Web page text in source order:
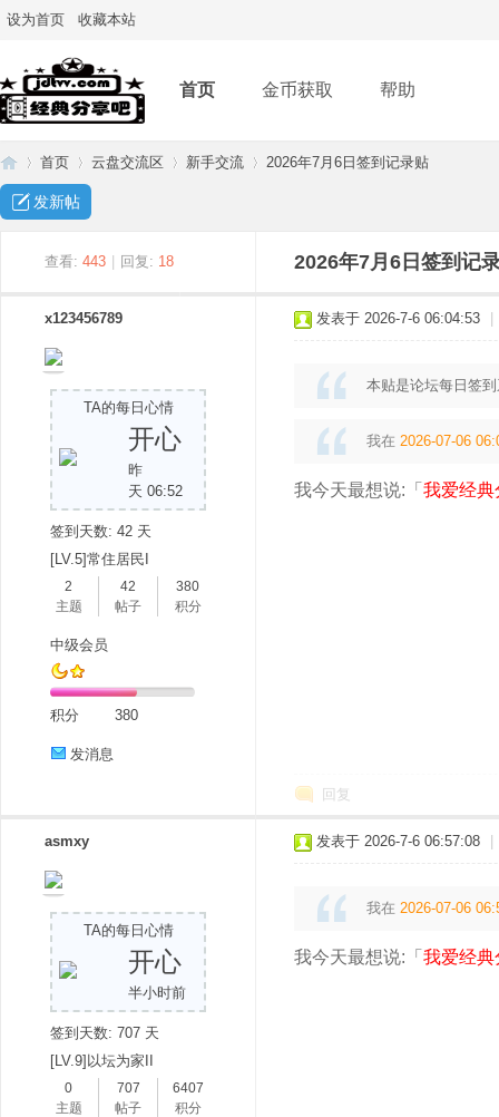
设为首页 收藏本站
首页 金币获取 帮助
首页
›
云盘交流区
›
新手交流 2026年7月6日签到记录贴
发新帖
查看: 443 回复: 18 2026年7月6日签到记
x123456789
TA的每日心情
开心
昨
天 06:52
签到天数: 42 天
[LV.5]常住居民I
2
主题
42
帖子
380
积分
中级会员
积分 380
发消息
发表于 2026-7-6 06:04:53
本贴是论坛每日签
我在 2026-07-06
我今天最想说:「 我爱经典
回复
asmxy
TA的每日心情
开心
半小时前
签到天数: 707 天
[LV.9]以坛为家II
0
主题
707
帖子
6407
积分
发表于 2026-7-6 06:57:08
我在 2026-07-06
我今天最想说:「 我爱经典